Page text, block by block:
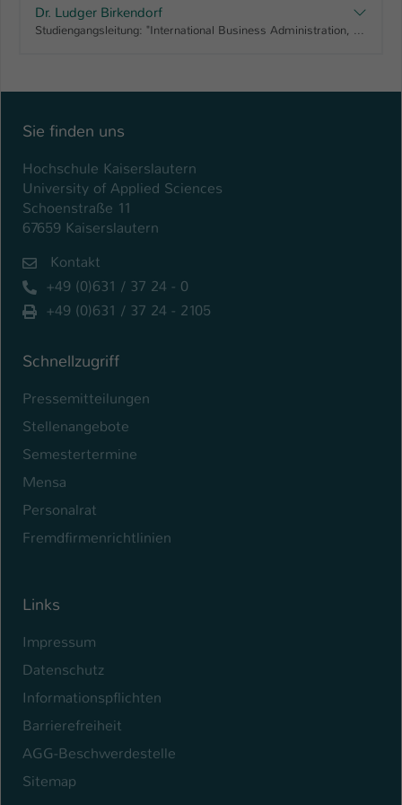
Dr. Ludger Birkendorf
Studiengangsleitung: "International Business Administration, Bachelor" "International Business Adminstration, Bachelor", Lehrkraft für besondere Aufgaben
Sie finden uns
Hochschule Kaiserslautern
University of Applied Sciences
Schoenstraße 11
67659 Kaiserslautern
Kontakt
+49 (0)631 / 37 24 - 0
+49 (0)631 / 37 24 - 2105
Schnellzugriff
Pressemitteilungen
Stellenangebote
Semestertermine
Mensa
Personalrat
Fremdfirmenrichtlinien
Links
Impressum
Datenschutz
Informationspflichten
Barrierefreiheit
AGG-Beschwerdestelle
Sitemap